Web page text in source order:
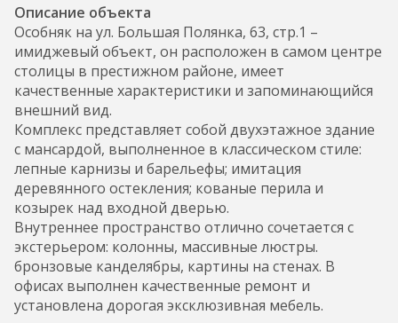
Описание объекта
Особняк на ул. Большая Полянка, 63, стр.1 –
имиджевый объект, он расположен в самом центре
столицы в престижном районе, имеет
качественные характеристики и запоминающийся
внешний вид.
Комплекс представляет собой двухэтажное здание
с мансардой, выполненное в классическом стиле:
лепные карнизы и барельефы; имитация
деревянного остекления; кованые перила и
козырек над входной дверью.
Внутреннее пространство отлично сочетается с
экстерьером: колонны, массивные люстры.
бронзовые канделябры, картины на стенах. В
офисах выполнен качественные ремонт и
установлена дорогая эксклюзивная мебель.